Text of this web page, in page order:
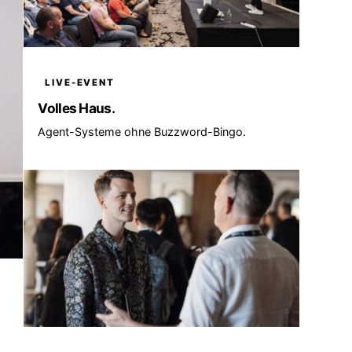
LIVE-EVENT
Volles Haus.
Agent-Systeme ohne Buzzword-Bingo.